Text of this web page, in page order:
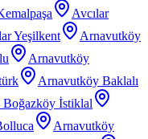
Avcılar
Yeşilkent
Arnavutköy
Arnavutköy
Arnavutköy Baklalı
İstiklal
Arnavutköy